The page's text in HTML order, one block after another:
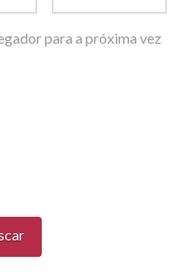
para a próxima vez